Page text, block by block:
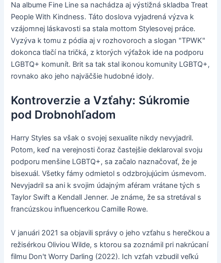
Na albume Fine Line sa nachádza aj výstižná skladba Treat
People With Kindness. Táto doslova vyjadrená výzva k
vzájomnej láskavosti sa stala mottom Stylesovej práce.
Vyzýva k tomu z pódia aj v rozhovoroch a slogan "TPWK"
dokonca tlačí na tričká, z ktorých výťažok ide na podporu
LGBTQ+ komunít. Brit sa tak stal ikonou komunity LGBTQ+,
rovnako ako jeho najväčšie hudobné idoly.
Kontroverzie a Vzťahy: Súkromie
pod Drobnohľadom
Harry Styles sa však o svojej sexualite nikdy nevyjadril.
Potom, keď na verejnosti čoraz častejšie deklaroval svoju
podporu menšine LGBTQ+, sa začalo naznačovať, že je
bisexuál. Všetky fámy odmietol s odzbrojujúcim úsmevom.
Nevyjadril sa ani k svojim údajným aféram vrátane tých s
Taylor Swift a Kendall Jenner. Je známe, že sa stretával s
francúzskou influencerkou Camille Rowe.
V januári 2021 sa objavili správy o jeho vzťahu s herečkou a
režisérkou Oliviou Wilde, s ktorou sa zoznámil pri nakrúcaní
filmu Don't Worry Darling (2022). Ich vzťah vzbudil veľkú